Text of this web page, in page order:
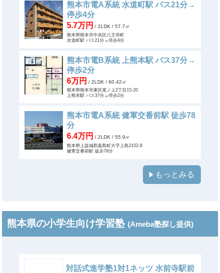
熊本市電A系統 水道町駅 バス21分→
停歩4分
5.7万円 / 2LDK / 57.7㎡
熊本県熊本市中央区八王寺町
水道町駅 バス21分→停歩4分
熊本市電B系統 上熊本駅 バス37分→
停歩2分
6万円 / 2LDK / 60.42㎡
熊本県熊本市東区尾ノ上2丁目15-20
上熊本駅 バス37分→停歩2分
熊本市電A系統 健軍交番前駅 徒歩78
分
6.4万円 / 2LDK / 55.9㎡
熊本県上益城郡嘉島町大字上島2152-8
健軍交番前駅 徒歩78分
もっとみる
熊本県の小学生向け学習塾 (Ameba塾探し提供)
対話式進学塾1対1ネッツ 水前寺駅前